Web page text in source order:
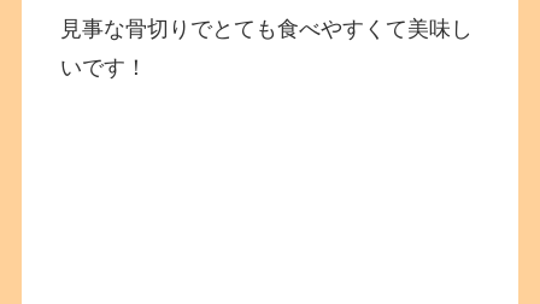
見事な骨切りでとても食べやすくて美味し
いです！